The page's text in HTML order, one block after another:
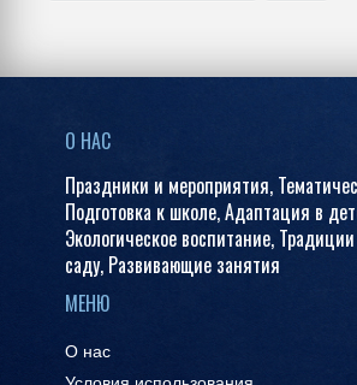
О НАС
Праздники и мероприятия,
Подготовка к школе, Адаптация в
Экологическое воспитание,
саду, Развивающие занятия
МЕНЮ
О нас